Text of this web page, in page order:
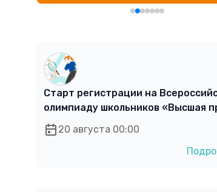
Старт регистрации на
олимпиаду школьников «Высшая
20 августа 00:00